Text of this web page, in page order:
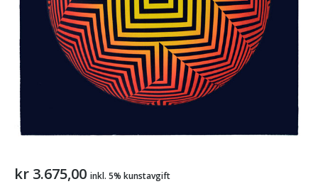
kr 3.675,00 inkl. 5% kunstavgift